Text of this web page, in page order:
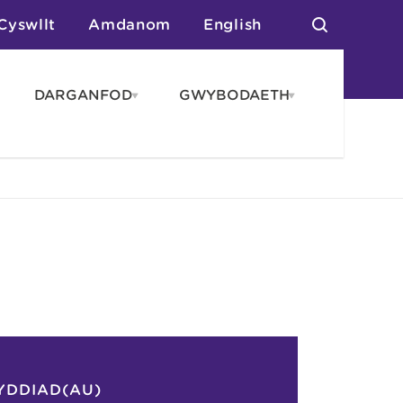
Amdanom English
DARGANFODOpen
GWYBODAETHOpen